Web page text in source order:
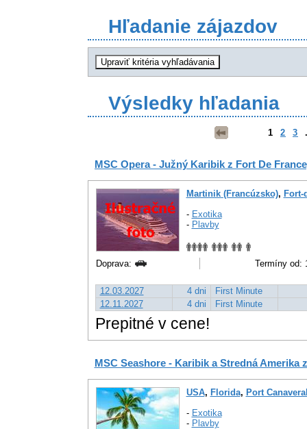
Hľadanie zájazdov
Výsledky hľadania
1 2 3
MSC Opera - Južný Karibik z Fort De
Martinik (Francúzsko), Fort-
- Exotika
- Plavby
Doprava: Termíny od:
12.03.2027 4 dni
First Minute
12.11.2027
4 dni First Minute
Prepitné v cene!
MSC Seashore - Karibik a Stredná Amerika
USA, Florida, Port
- Exotika
- Plavby